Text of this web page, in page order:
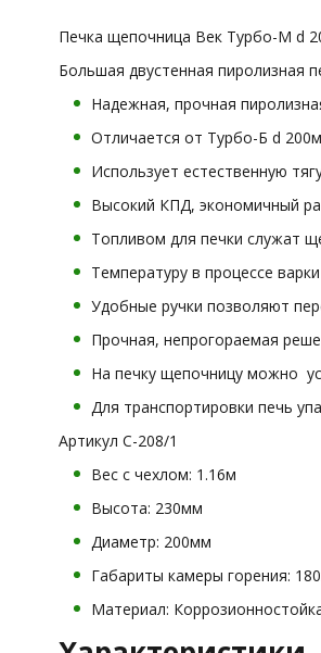
Печка щепочница Век Турбо-М d
Большая двустенная пиролизная
Надежная, прочная
Отличается от Турбо-Б d
Использует естественную
Высокий КПД, экономичный
Топливом для печки служат
Температуру в процессе
Удобные ручки позволяют
Прочная, непрогораемая
На печку щепочницу можно
Для транспортировки печь
Артикул С-208/1
Вес с чехлом: 1.16м
Высота: 230мм
Диаметр: 200мм
Габариты камеры горения:
Материал: